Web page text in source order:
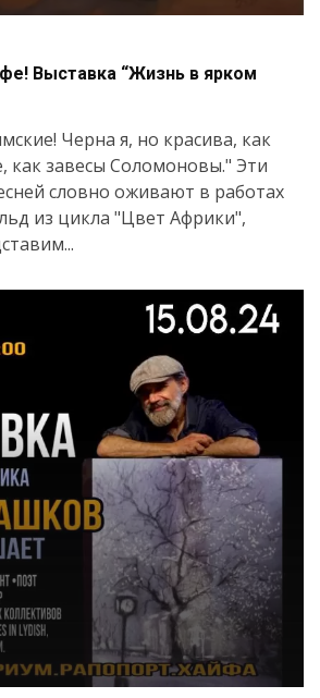
Выставка “Жизнь в ярком
Черна я, но красива, как
как завесы Соломоновы." Эти
словно оживают в работах
из цикла "Цвет Африки",